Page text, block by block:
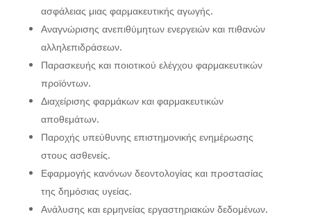
ασφάλειας μιας φαρμακευτικής αγωγής.
Αναγνώρισης ανεπιθύμητων ενεργειών και πιθανών
αλληλεπιδράσεων.
Παρασκευής και ποιοτικού ελέγχου φαρμακευτικών
προϊόντων.
Διαχείρισης φαρμάκων και φαρμακευτικών
αποθεμάτων.
Παροχής υπεύθυνης επιστημονικής ενημέρωσης
στους ασθενείς.
Εφαρμογής κανόνων δεοντολογίας και προστασίας
της δημόσιας υγείας.
Ανάλυσης και ερμηνείας εργαστηριακών δεδομένων.